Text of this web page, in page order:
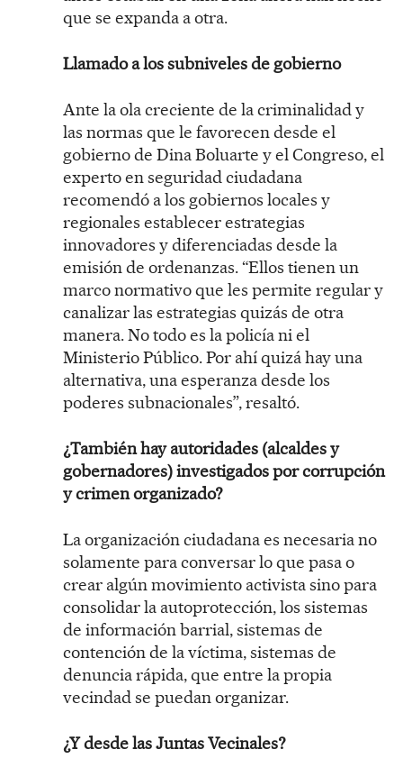
que se expanda a otra.
Llamado a los subniveles de gobierno
Ante la ola creciente de la criminalidad y
las normas que le favorecen desde el
gobierno de Dina Boluarte y el Congreso, el
experto en seguridad ciudadana
recomendó a los gobiernos locales y
regionales establecer estrategias
innovadores y diferenciadas desde la
emisión de ordenanzas. “Ellos tienen un
marco normativo que les permite regular y
canalizar las estrategias quizás de otra
manera. No todo es la policía ni el
Ministerio Público. Por ahí quizá hay una
alternativa, una esperanza desde los
poderes subnacionales”, resaltó.
¿También hay autoridades (alcaldes y
gobernadores) investigados por corrupción
y crimen organizado?
La organización ciudadana es necesaria no
solamente para conversar lo que pasa o
crear algún movimiento activista sino para
consolidar la autoprotección, los sistemas
de información barrial, sistemas de
contención de la víctima, sistemas de
denuncia rápida, que entre la propia
vecindad se puedan organizar.
¿Y desde las Juntas Vecinales?